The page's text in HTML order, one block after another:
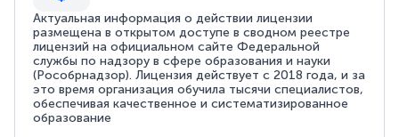
Актуальная информация о действии лицензии
размещена в открытом доступе в сводном реестре
лицензий на официальном сайте Федеральной
службы по надзору в сфере образования и науки
(Рособрнадзор). Лицензия действует с 2018 года, и за
это время организация обучила тысячи специалистов,
обеспечивая качественное и систематизированное
образование